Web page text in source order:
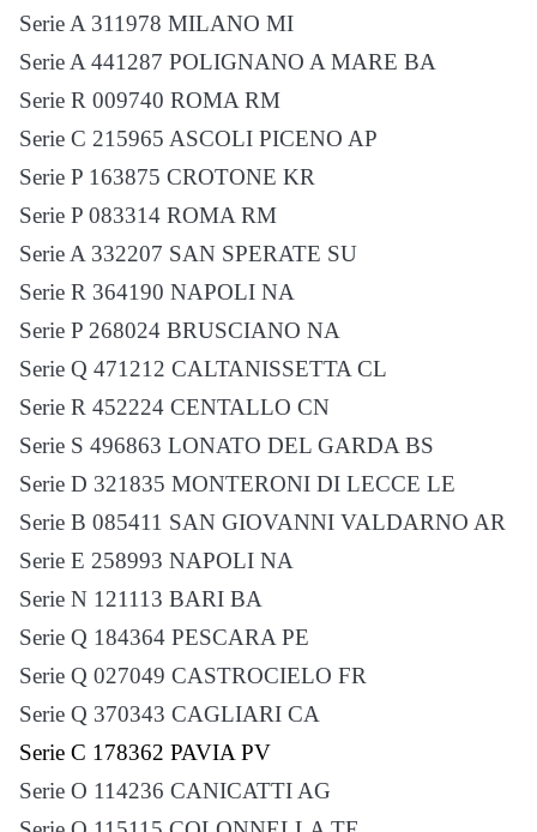
Serie A 311978 MILANO MI
Serie A 441287 POLIGNANO A MARE BA
Serie R 009740 ROMA RM
Serie C 215965 ASCOLI PICENO AP
Serie P 163875 CROTONE KR
Serie P 083314 ROMA RM
Serie A 332207 SAN SPERATE SU
Serie R 364190 NAPOLI NA
Serie P 268024 BRUSCIANO NA
Serie Q 471212 CALTANISSETTA CL
Serie R 452224 CENTALLO CN
Serie S 496863 LONATO DEL GARDA BS
Serie D 321835 MONTERONI DI LECCE LE
Serie B 085411 SAN GIOVANNI VALDARNO AR
Serie E 258993 NAPOLI NA
Serie N 121113 BARI BA
Serie Q 184364 PESCARA PE
Serie Q 027049 CASTROCIELO FR
Serie Q 370343 CAGLIARI CA
Serie C 178362 PAVIA PV
Serie O 114236 CANICATTI AG